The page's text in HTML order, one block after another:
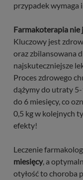
przypadek wymaga
Farmakoterapia nie
Kluczowy jest
oraz zbilansowana
najskuteczniejsze
Proces zdrowego
dążymy do utraty 5-
do 6 miesięcy, co
0,5 kg w kolejnych
efekty!
Leczenie
miesięcy, a
otyłość to choroba